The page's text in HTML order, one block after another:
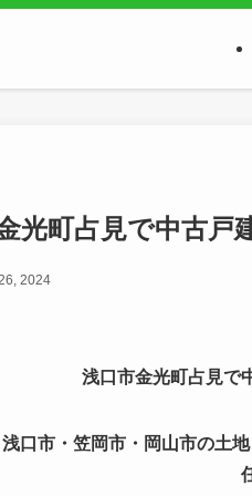
光町占見で中古戸
2024
浅口市金光町占見で
口市・笠岡市・岡山市の土